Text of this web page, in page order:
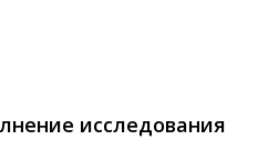
исследования